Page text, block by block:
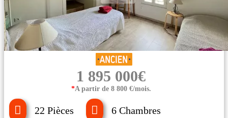
1 895 000€
*A partir de 8 800 €/mois.
22 Pièces 6 Chambres